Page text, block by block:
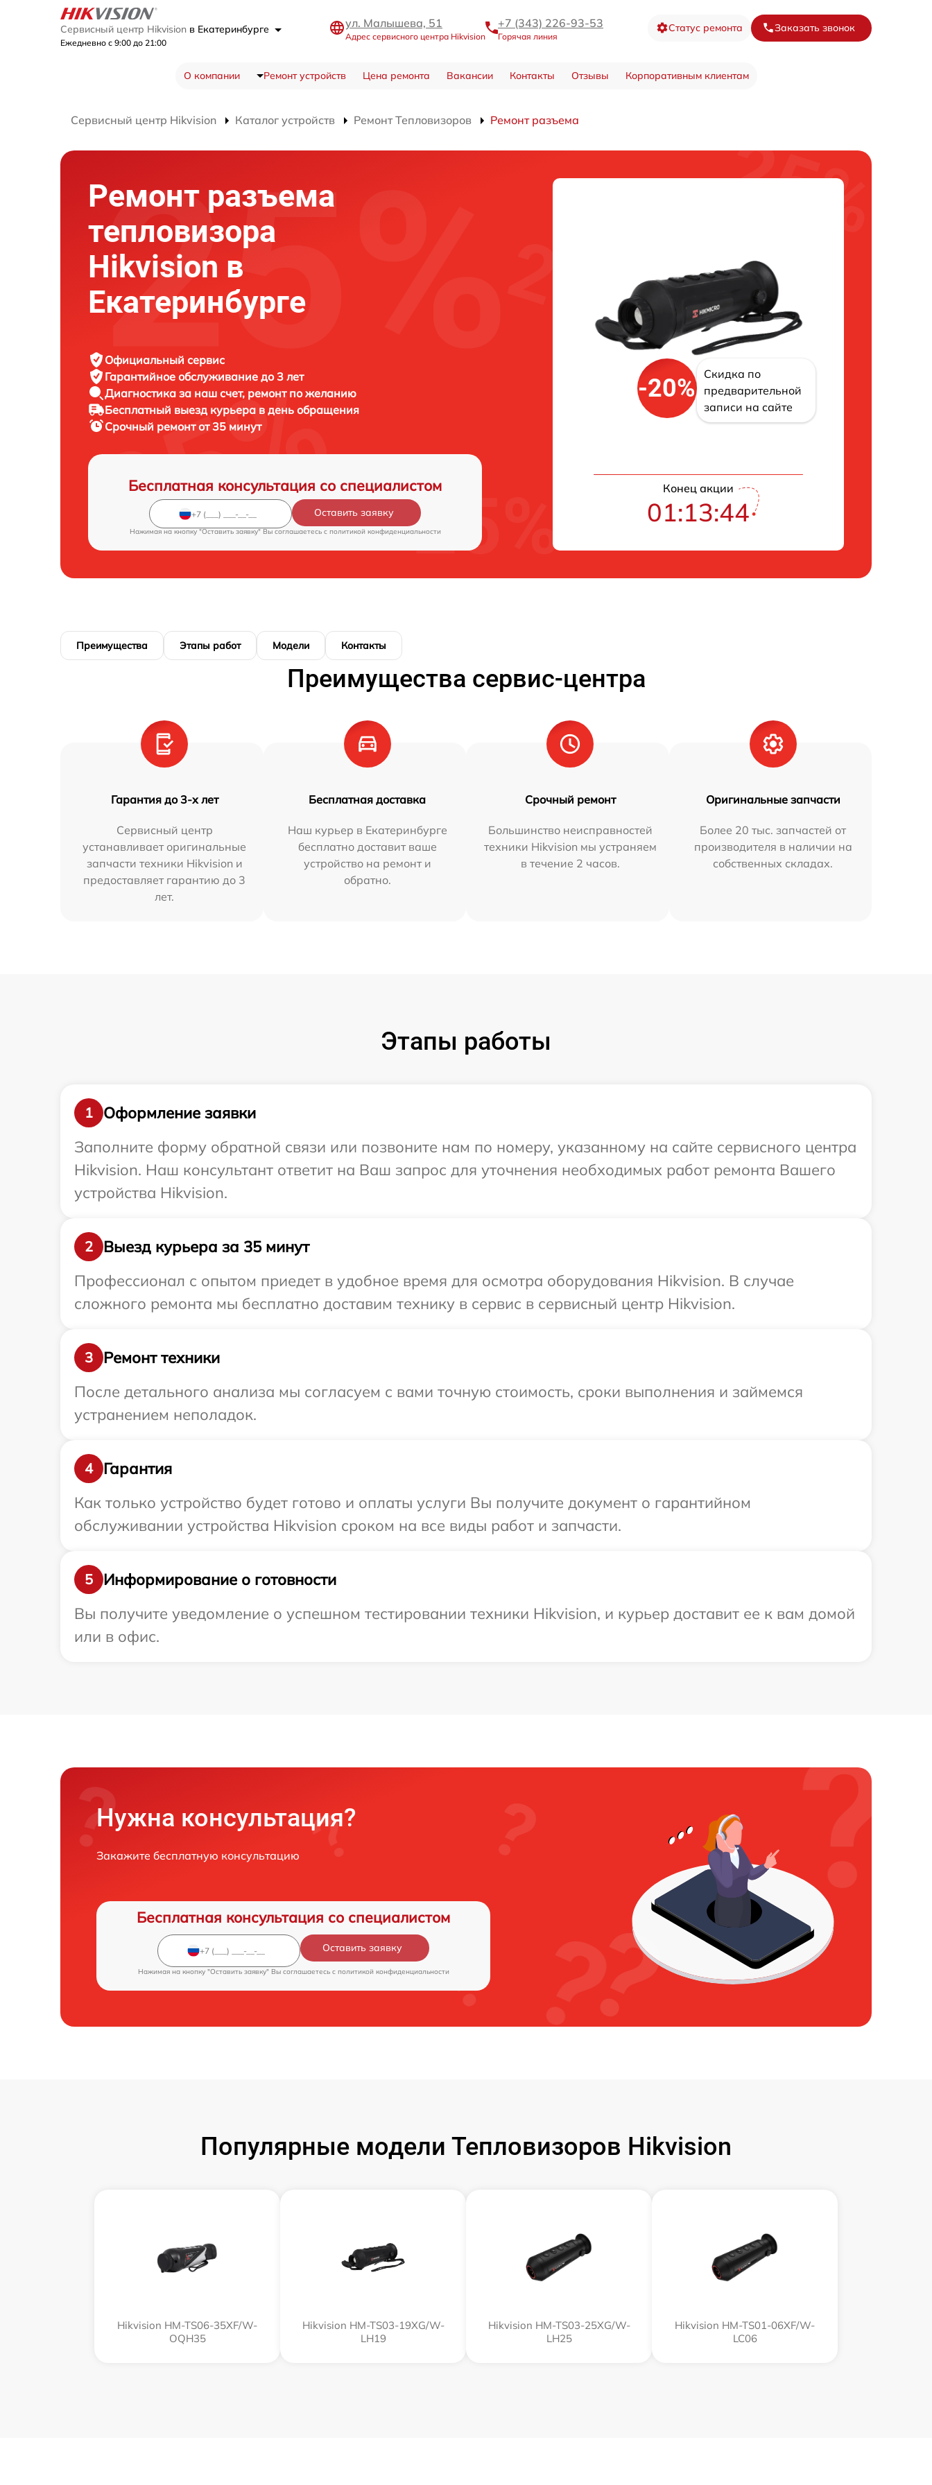
Сервисный центр Hikvision в Екатеринбурге
Ежедневно с 9:00 до 21:00
ул. Малышева, 51
Адрес сервисного центра Hikvision
+7 (343) 226-93-53
Горячая линия
Статус ремонта Заказать звонок
О компании Ремонт устройств Цена ремонта Вакансии Контакты Отзывы Корпоративным клиентам
Сервисный центр Hikvision Каталог устройств Ремонт Тепловизоров Ремонт разъема
Ремонт разъема
тепловизора
Hikvision в
Екатеринбурге
Официальный сервис
Гарантийное обслуживание до 3 лет
Диагностика за наш счет, ремонт по желанию
Бесплатный выезд курьера в день обращения
Срочный ремонтот 35 минут
Бесплатная консультация со специалистом
Оставить заявку
Нажимая на кнопку "Оставить заявку" Вы соглашаетесь c политикой конфиденциальности
-20%
Скидка по
предварительной
записи на сайте
Конец акции
01:13:43
Преимущества Этапы работ Модели Контакты
Преимущества сервис-центра
Гарантия до 3-х лет
Сервисный центр
устанавливает оригинальные
запчасти техники Hikvision и
предоставляет гарантию до 3
лет.
Бесплатная доставка
Наш курьер в Екатеринбурге
бесплатно доставит ваше
устройство на ремонт и
обратно.
Срочный ремонт
Большинство неисправностей
техники Hikvision мы устраняем
в течение 2 часов.
Оригинальные запчасти
Более 20 тыс. запчастей от
производителя в наличии на
собственных складах.
Этапы работы
1
Оформление заявки
Заполните форму обратной связи или позвоните нам по номеру, указанному на сайте сервисного центра
Hikvision. Наш консультант ответит на Ваш запрос для уточнения необходимых работ ремонта Вашего
устройства Hikvision.
2
Выезд курьера за 35 минут
Профессионал с опытом приедет в удобное время для осмотра оборудования Hikvision. В случае
сложного ремонта мы бесплатно доставим технику в сервис в сервисный центр Hikvision.
3
Ремонт техники
После детального анализа мы согласуем с вами точную стоимость, сроки выполнения и займемся
устранением неполадок.
4
Гарантия
Как только устройство будет готово и оплаты услуги Вы получите документ о гарантийном
обслуживании устройства Hikvision сроком на все виды работ и запчасти.
5
Информирование о готовности
Вы получите уведомление о успешном тестировании техники Hikvision, и курьер доставит ее к вам домой
или в офис.
Нужна консультация?
Закажите бесплатную консультацию
Бесплатная консультация со специалистом
Оставить заявку
Нажимая на кнопку "Оставить заявку" Вы соглашаетесь c политикой конфиденциальности
Популярные модели Тепловизоров Hikvision
Hikvision HM-TS06-35XF/W-
OQH35
Hikvision HM-TS03-19XG/W-
LH19
Hikvision HM-TS03-25XG/W-
LH25
Hikvision HM-TS01-06XF/W-
LC06